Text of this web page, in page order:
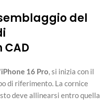
del
16 Pro , si inizia con il
di riferimento. La cornice
deve allinearsi entro quella